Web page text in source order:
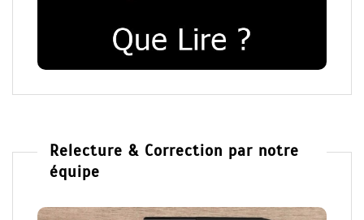
Relecture & Correction par notre
équipe